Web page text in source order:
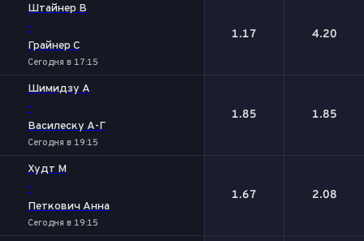
Штайнер В
-
Грайнер С
Сегодня в 17:15
1.17 4.20
Шимидзу А
-
Василеску А-Г
Сегодня в 19:15
1.85 1.85
Худт М
-
Петкович Анна
Сегодня в 19:15
1.67 2.08